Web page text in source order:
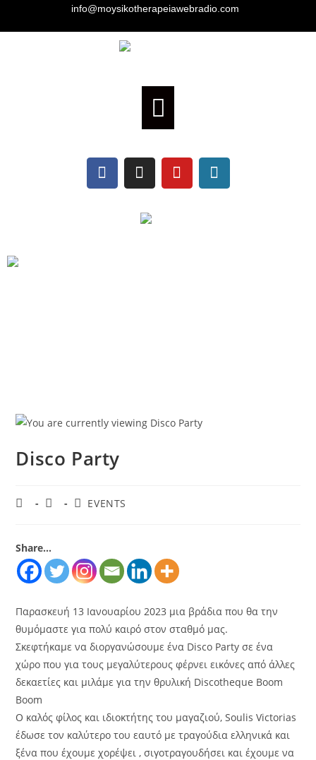
info@moysikotherapeiawebradio.com
Disco Party
EVENTS
Share...
Παρασκευή 13 Ιανουαρίου 2023 μια βράδια που θα την
θυμόμαστε για πολύ καιρό στον σταθμό μας.
Σκεφτήκαμε να διοργανώσουμε ένα Disco Party σε ένα
χώρο που για τους μεγαλύτερους φέρνει εικόνες από άλλες
δεκαετίες και μιλάμε για την θρυλική Discotheque Boom
Boom
Ο καλός φίλος και ιδιοκτήτης του μαγαζιού, Soulis Victorias
έδωσε τον καλύτερο του εαυτό με τραγούδια ελληνικά και
ξένα που έχουμε χορέψει , σιγοτραγουδήσει και έχουμε να